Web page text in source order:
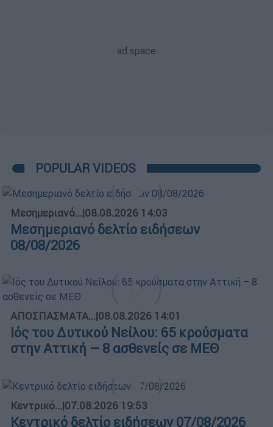
POPULAR VIDEOS
Μεσημεριανό...|08.08.2026 14:03
Μεσημεριανό δελτίο ειδήσεων
08/08/2026
ΑΠΟΣΠΑΣΜΑΤΑ...|08.08.2026 14:01
Ιός του Δυτικού Νείλου: 65 κρούσματα
στην Αττική – 8 ασθενείς σε ΜΕΘ
Κεντρικό...|07.08.2026 19:53
Κεντρικό δελτίο ειδήσεων 07/08/2026